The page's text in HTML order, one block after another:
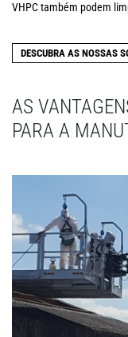
VHPC também podem
DESCUBRA AS NOSSAS
AS
PARA A